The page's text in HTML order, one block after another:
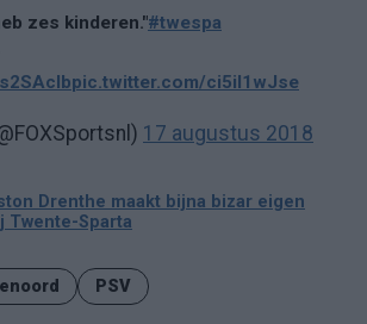
zes kinderen."#twespa
pic.twitter.com/ci5il1wJse
17 augustus 2018
Drenthe maakt bijna bizar eigen
Twente-Sparta
PSV